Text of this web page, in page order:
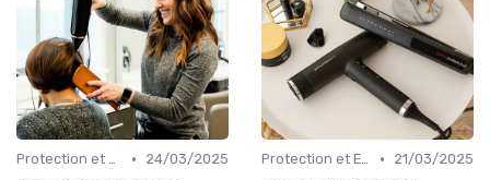
Protection et Entretien des Boucles •
24/03/2025
Protection et Entretien des Boucles •
21/03/2025